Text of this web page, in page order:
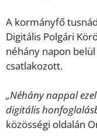
A kormányfő
Digitális Polgári
néhány napon
csatlakozott.
„Néhány nappal
digitális
közösségi oldalán